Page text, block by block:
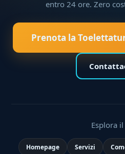
entro 24 ore. Zero
Prenota la
Esplora
Homepage Servizi